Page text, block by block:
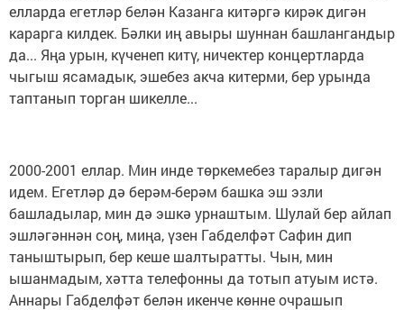
елларда егетләр белән Казанга китәргә кирәк дигән
карарга килдек. Бәлки иң авыры шуннан башлангандыр
да... Яңа урын, күченеп китү, ничектер концертларда
чыгыш ясамадык, эшебез акча китерми, бер урында
таптанып торган шикелле...
2000-2001 еллар. Мин инде төркемебез таралыр дигән
идем. Егетләр дә берәм-берәм башка эш эзли
башладылар, мин дә эшкә урнаштым. Шулай бер айлап
эшләгәннән соң, миңа, үзен Габделфәт Сафин дип
таныштырып, бер кеше шалтыратты. Чын, мин
ышанмадым, хәтта телефонны да тотып атуым истә.
Аннары Габделфәт белән икенче көнне очрашып